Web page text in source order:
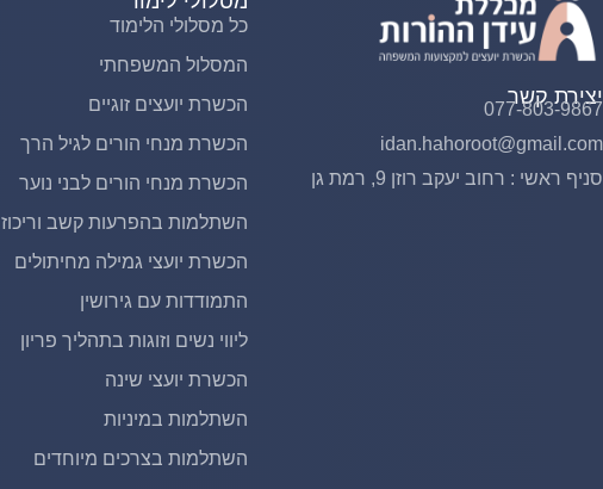
יצירת קשר
077-803-9867
idan.hahoroot@gmail.com
סניף ראשי : רחוב יעקב רוזן 9, רמת גן
כל מסלולי הלימוד
המסלול המשפחתי
הכשרת יועצים זוגיים
הכשרת מנחי הורים לגיל הרך
הכשרת מנחי הורים לבני נוער
השתלמות בהפרעות קשב וריכוז
הכשרת יועצי גמילה מחיתולים
התמודדות עם גירושין
ליווי נשים וזוגות בתהליך פריון
הכשרת יועצי שינה
השתלמות במיניות
השתלמות בצרכים מיוחדים